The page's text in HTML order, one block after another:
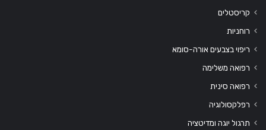
קריסטלים
רוחניות
ריפוי בצבעים אורה-סומא
רפואה משלימה
רפואה סינית
רפלקסולוגיה
תרגול יוגה ומדיטציה